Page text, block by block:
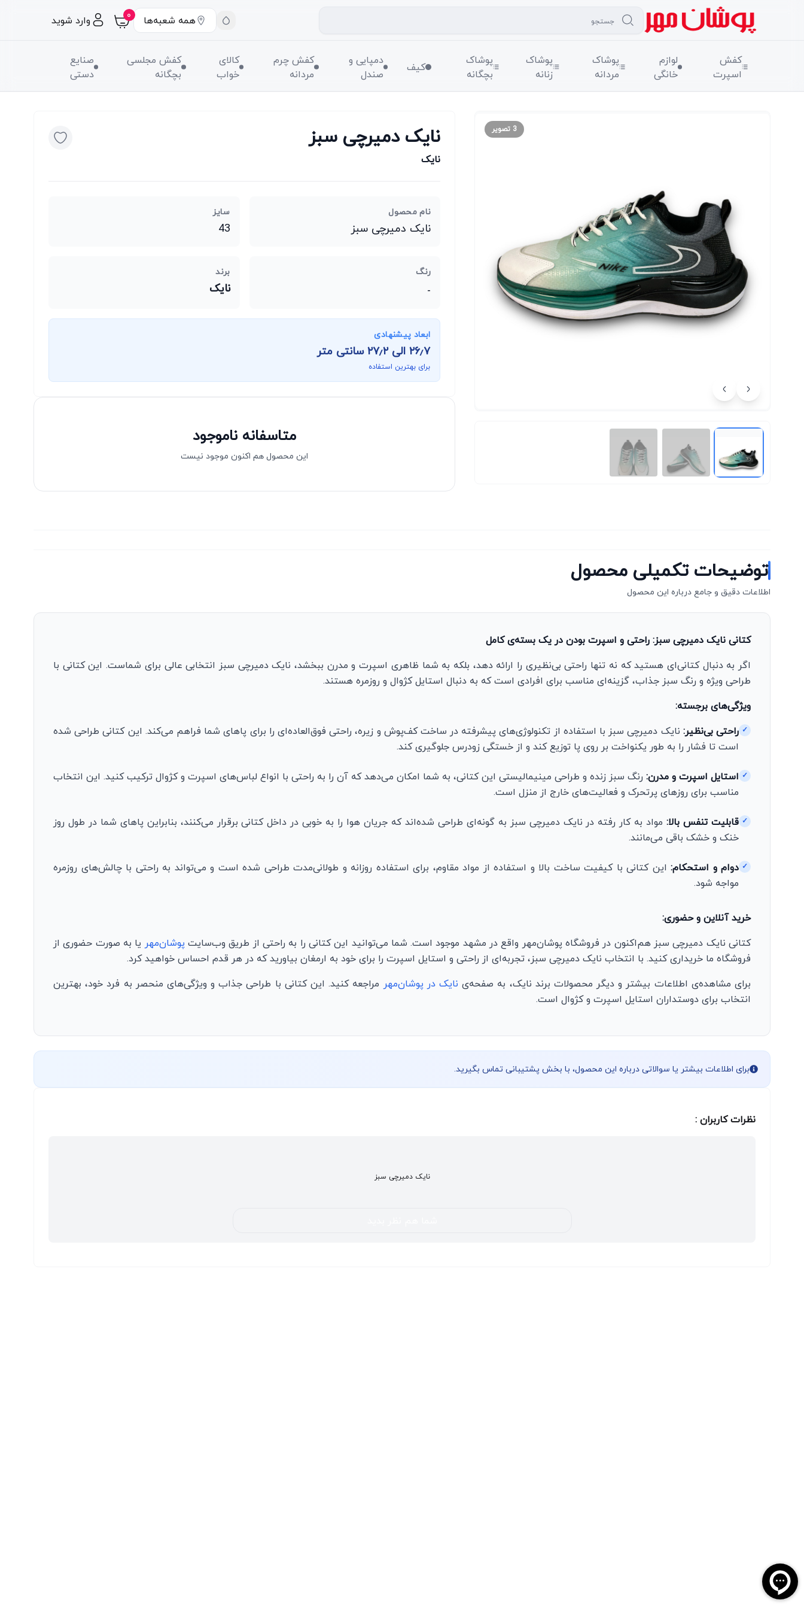
همه شعبه‌ها ۰ وارد شوید
کفش
اسپرت
لوازم
خانگی
پوشاک
مردانه
پوشاک
زنانه
پوشاک
بچگانه
کیف
دمپایی و
صندل
کفش چرم
مردانه
کالای
خواب
کفش مجلسی
بچگانه
صنایع
دستی
3 تصویر نایک دمیرچی سبز
نایک
نام محصول
نایک دمیرچی سبز
سایز
43
رنگ
-
برند
نایک
ابعاد پیشنهادی
۲۶٫۷الی۲۷٫۲سانتی متر
برای بهترین استفاده
متاسفانه ناموجود
این محصول هم اکنون موجود نیست
توضیحات تکمیلی محصول
اطلاعات دقیق و جامع درباره این محصول
کتانی نایک دمیرچی سبز: راحتی و اسپرت بودن در یک بسته‌ی کامل
اگر به دنبال کتانی‌ای هستید که نه تنها راحتی بی‌نظیری را ارائه دهد، بلکه به شما ظاهری اسپرت و مدرن ببخشد، نایک دمیرچی سبز انتخابی عالی برای شماست. این کتانی با
طراحی ویژه و رنگ سبز جذاب، گزینه‌ای مناسب برای افرادی است که به دنبال استایل کژوال و روزمره هستند.
ویژگی‌های برجسته:
✓ راحتی بی‌نظیر: نایک دمیرچی سبز با استفاده از تکنولوژی‌های پیشرفته در ساخت کف‌پوش و زیره، راحتی فوق‌العاده‌ای را برای پاهای شما فراهم می‌کند. این کتانی طراحی شده
است تا فشار را به طور یکنواخت بر روی پا توزیع کند و از خستگی زودرس جلوگیری کند.
✓ استایل اسپرت و مدرن: رنگ سبز زنده و طراحی مینیمالیستی این کتانی، به شما امکان می‌دهد که آن را به راحتی با انواع لباس‌های اسپرت و کژوال ترکیب کنید. این انتخاب
مناسب برای روزهای پرتحرک و فعالیت‌های خارج از منزل است.
✓ قابلیت تنفس بالا:مواد به کار رفته در نایک دمیرچی سبز به گونه‌ای طراحی شده‌اند که جریان هوا را به خوبی در داخل کتانی برقرار می‌کنند، بنابراین پاهای شما در طول روز
خنک و خشک باقی می‌مانند.
✓ دوام و استحکام: این کتانی با کیفیت ساخت بالا و استفاده از مواد مقاوم، برای استفاده روزانه و طولانی‌مدت طراحی شده است و می‌تواند به راحتی با چالش‌های روزمره
مواجه شود.
خرید آنلاین و حضوری:
کتانی نایک دمیرچی سبز هم‌اکنون در فروشگاه پوشان‌مهر واقع در مشهد موجود است. شما می‌توانید این کتانی را به راحتی از طریق وب‌سایتپوشان‌مهر یا به صورت حضوری از
فروشگاه ما خریداری کنید. با انتخاب نایک دمیرچی سبز، تجربه‌ای از راحتی و استایل اسپرت را برای خود به ارمغان بیاورید که در هر قدم احساس خواهید کرد.
برای مشاهده‌ی اطلاعات بیشتر و دیگر محصولات برند نایک، به صفحه‌ی نایک در پوشان‌مهر مراجعه کنید. این کتانی با طراحی جذاب و ویژگی‌های منحصر به فرد خود، بهترین
انتخاب برای دوستداران استایل اسپرت و کژوال است.
برای اطلاعات بیشتر یا سوالاتی درباره این محصول، با بخش پشتیبانی تماس بگیرید.
نظرات کاربران :
نایک دمیرچی سبز